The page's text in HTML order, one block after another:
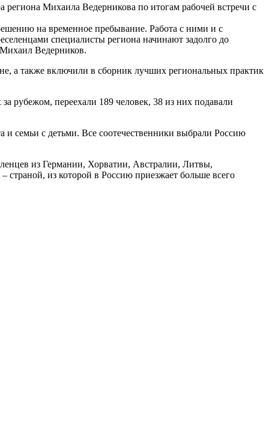
региона Михаила Ведерникова по итогам рабочей встречи с
на временное пребывание. Работа с ними и с
специалисты региона начинают задолго до
Михаил Ведерников.
а также включили в сборник лучших региональных практик
рубежом, переехали 189 человек, 38 из них подавали
и семьи с детьми. Все соотечественники выбрали Россию
из Германии, Хорватии, Австралии, Литвы,
из которой в Россию приезжает больше всего